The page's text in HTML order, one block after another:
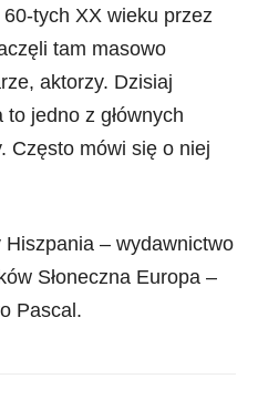
tych XX wieku przez
tam masowo
aktorzy. Dzisiaj
jedno z głównych
Często mówi się o niej
– wydawnictwo
Słoneczna Europa –
Pascal.